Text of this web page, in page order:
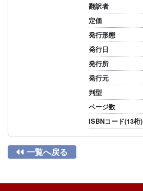
翻訳者
定価
発行形態
発行日
発行所
発行元
判型
ページ数
ISBNコード(13桁)
 一覧へ戻る